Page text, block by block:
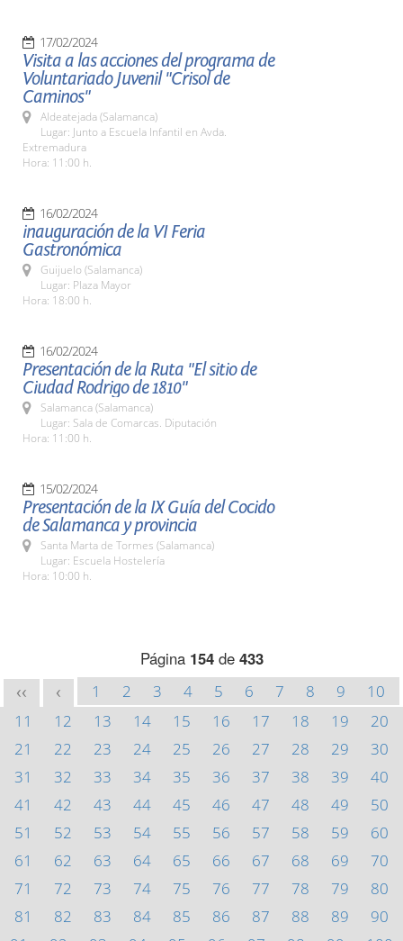
17/02/2024
Visita a las acciones del programa de
Voluntariado Juvenil "Crisol de
Caminos"
Aldeatejada (Salamanca)
Lugar: Junto a Escuela Infantil en Avda.
Extremadura
Hora: 11:00 h.
16/02/2024
inauguración de la VI Feria
Gastronómica
Guijuelo (Salamanca)
Lugar: Plaza Mayor
Hora: 18:00 h.
16/02/2024
Presentación de la Ruta "El sitio de
Ciudad Rodrigo de 1810"
Salamanca (Salamanca)
Lugar: Sala de Comarcas. Diputación
Hora: 11:00 h.
15/02/2024
Presentación de la IX Guía del Cocido
de Salamanca y provincia
Santa Marta de Tormes (Salamanca)
Lugar: Escuela Hostelería
Hora: 10:00 h.
Página 154de 433
<< < 1 2 3 4 5 6 7 8 9
10
11
12 13 14 15 16 17 18 19
20
21
22 23 24 25 26 27 28 29
30
31
32 33 34 35 36 37 38 39
40
41
42 43 44 45 46 47 48 49
50
51
52 53 54 55 56 57 58 59
60
61
62 63 64 65 66 67 68 69
70
71
72 73 74 75 76 77 78 79
80
81
82 83 84 85 86 87 88 89
90